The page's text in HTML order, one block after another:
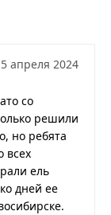
апреля 2024
со
решили
но ребята
всех
ель
дней ее